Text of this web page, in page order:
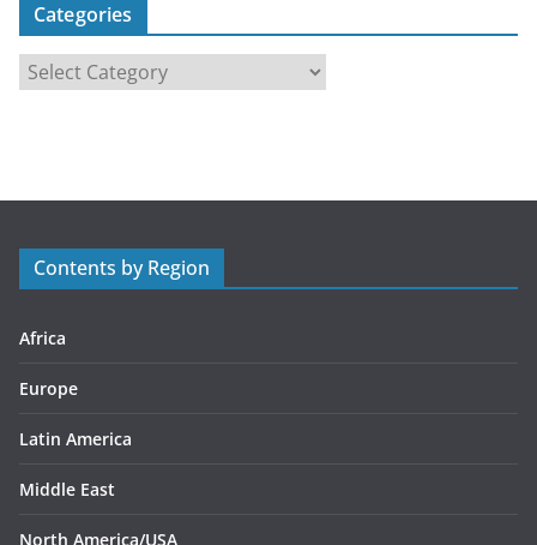
Categories
a
r
s
Contents by Region
Africa
Europe
Latin America
Middle East
North America/USA